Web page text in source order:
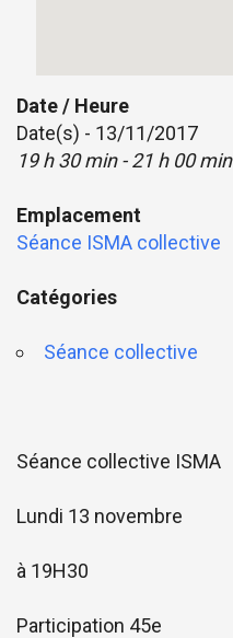
Date / Heure
Date(s) - 13/11/2017
19 h 30 min - 21 h 00 min
Emplacement
Séance ISMA collective
Catégories
Séance collective
Séance collective ISMA
Lundi 13 novembre
à 19H30
Participation 45e